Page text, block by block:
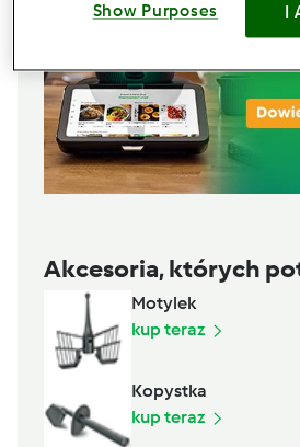
Akcesoria, których
Motylek
kup teraz
Kopystka
kup teraz
Show Purposes I